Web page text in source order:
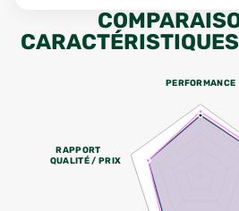
PERFORMANCE
RAPPORT
QUALITÉ / PRIX